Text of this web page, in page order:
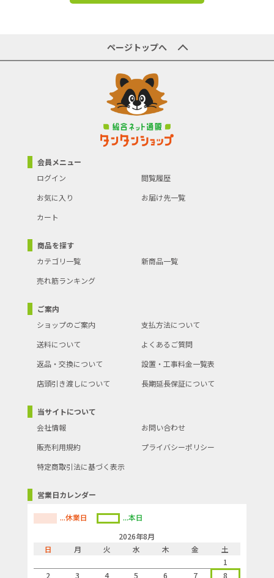
ページトップへ
会員メニュー
ログイン
閲覧履歴
お気に入り
お届け先一覧
カート
商品を探す
カテゴリ一覧
新商品一覧
売れ筋ランキング
ご案内
ショップのご案内
支払方法について
送料について
よくあるご質問
返品・交換について
設置・工事料金一覧表
店頭引き渡しについて
長期延長保証について
当サイトについて
会社情報
お問い合わせ
販売利用規約
プライバシーポリシー
特定商取引法に基づく表示
営業日カレンダー
...休業日
...本日
2026年8月
日
月 火 水 木 金
土
1
2
3 4 5 6 7 8